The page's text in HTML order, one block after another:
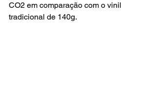
CO2 em comparação com o vinil
tradicional de 140g.